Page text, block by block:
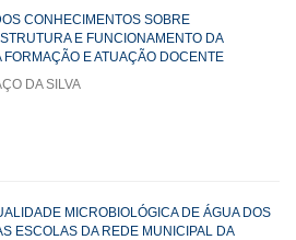
CONHECIMENTOS SOBRE
E FUNCIONAMENTO DA
FORMAÇÃO E ATUAÇÃO DOCENTE
DA SILVA
MICROBIOLÓGICA DE ÁGUA DOS
ESCOLAS DA REDE MUNICIPAL DA